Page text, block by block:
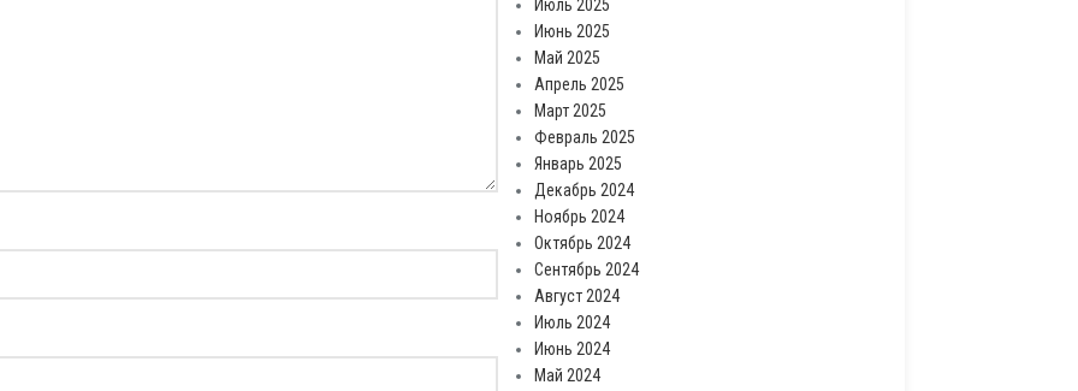
Июль 2025
Июнь 2025
Май 2025
Апрель 2025
Март 2025
Февраль 2025
Январь 2025
Декабрь 2024
Ноябрь 2024
Октябрь 2024
Сентябрь 2024
Август 2024
Июль 2024
Июнь 2024
Май 2024